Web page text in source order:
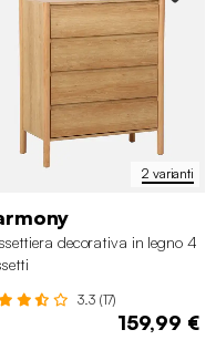
2 varianti
decorativa in legno 4
3.3 (17)
159,99 €